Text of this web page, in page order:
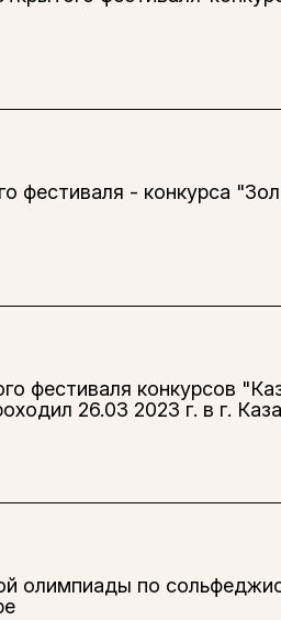
- конкурса
фестиваля конкурсов
26.03 2023 г. в г.
олимпиады по